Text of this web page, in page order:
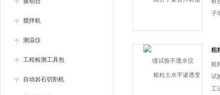
搅拌机
测温仪
工程检测工具包
自动岩石切割机
子
防
透
加
粗
粗
试
工